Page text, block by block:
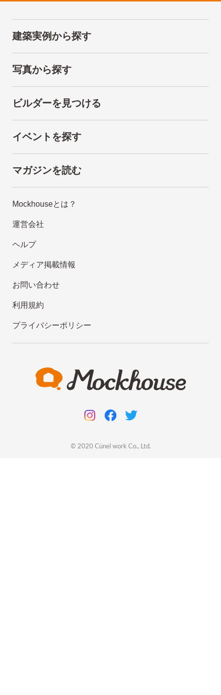
建築実例から探す
写真から探す
ビルダーを見つける
イベントを探す
マガジンを読む
Mockhouseとは？
運営会社
ヘルプ
メディア掲載情報
お問い合わせ
利用規約
プライバシーポリシー
© 2020 Cünel work Co., Ltd.